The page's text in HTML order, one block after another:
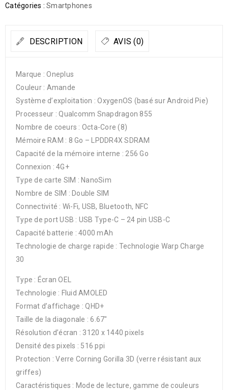
Catégories : Smartphones
DESCRIPTION AVIS (0)
Marque : Oneplus
Couleur : Amande
Système d’exploitation : OxygenOS (basé sur Android Pie)
Processeur : Qualcomm Snapdragon 855
Nombre de coeurs : Octa-Core (8)
Mémoire RAM : 8 Go – LPDDR4X SDRAM
Capacité de la mémoire interne : 256 Go
Connexion : 4G+
Type de carte SIM : NanoSim
Nombre de SIM : Double SIM
Connectivité : Wi-Fi, USB, Bluetooth, NFC
Type de port USB : USB Type-C – 24 pin USB-C
Capacité batterie : 4000 mAh
Technologie de charge rapide : Technologie Warp Charge
30
Type : Écran OEL
Technologie : Fluid AMOLED
Format d’affichage : QHD+
Taille de la diagonale : 6.67″
Résolution d’écran : 3120 x 1440 pixels
Densité des pixels : 516 ppi
Protection : Verre Corning Gorilla 3D (verre résistant aux
griffes)
Caractéristiques : Mode de lecture, gamme de couleurs